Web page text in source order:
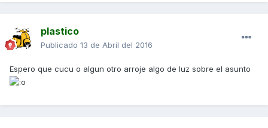
plastico
Publicado 13 de Abril del 2016
Espero que cucu o algun otro arroje algo de luz sobre el asunto